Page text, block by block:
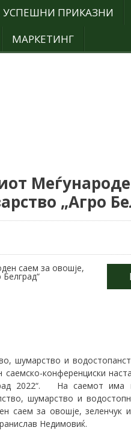
УСПЕШНИ ПРИКАЗНИ
МАРКЕТИНГ
„Агро
шумарство и
конференциски
2022“. На саемот има
шумарство и
саем за овошје, зеленчук
Недимовиќ.